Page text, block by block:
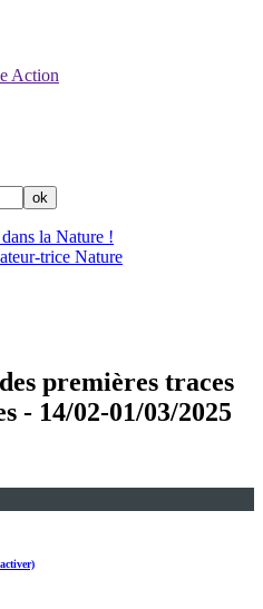
Action
la Nature !
trice Nature
premières traces
- 14/02-01/03/2025